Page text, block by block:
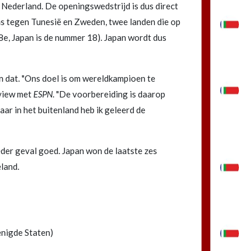
De openingswedstrijd is dus direct
Tunesië en Zweden, twee landen die op
Japan is de nummer 18). Japan wordt dus
dat. "Ons doel is om wereldkampioen te
met ESPN. "De voorbereiding is daarop
in het buitenland heb ik geleerd de
geval goed. Japan won de laatste zes
Staten)